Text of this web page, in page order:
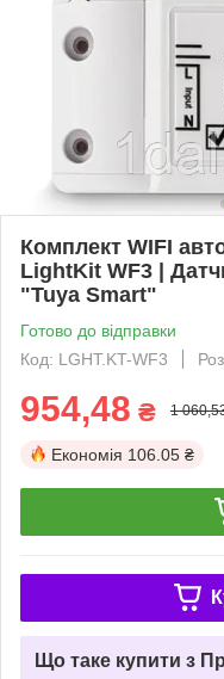
Комплект WIFI
LightKit WF3 |
"Tuya Smart"
Готово до відправки
Код: LGHT.KT-WF3
954,48 ₴ 1
Економія 106.05 ₴
Що таке купити з